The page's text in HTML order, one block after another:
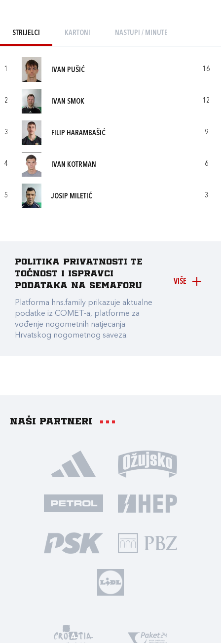
STRIJELCI KARTONI NASTUPI / MINUTE
1 IVAN PUŠIĆ 16
2 IVAN SMOK 12
3 FILIP HARAMBAŠIĆ 9
4 IVAN KOTRMAN 6
5 JOSIP MILETIĆ 3
VIŠE
Politika privatnosti te
točnost i ispravci
podataka na Semaforu
Platforma hns.family prikazuje aktualne
podatke iz COMET-a, platforme za
vođenje nogometnih natjecanja
Hrvatskog nogometnog saveza.
Naši partneri